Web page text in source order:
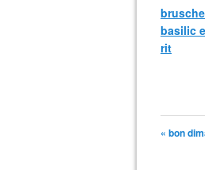
basilic
rit
« bon